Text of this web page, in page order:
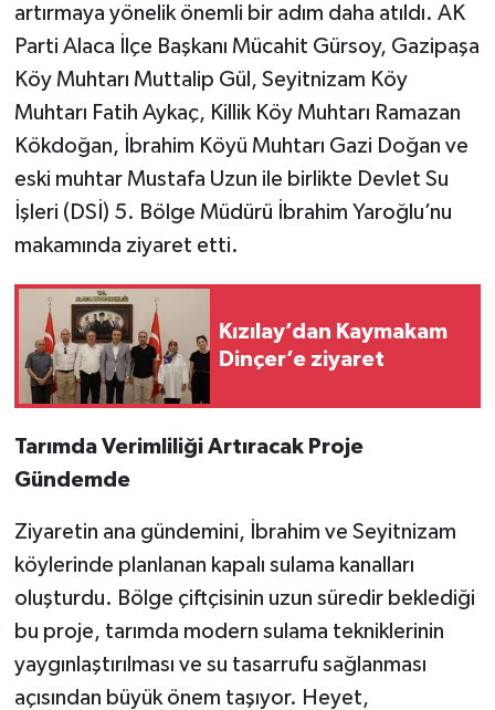
artırmaya yönelik önemli bir adım daha atıldı. AK
Parti Alaca İlçe Başkanı Mücahit Gürsoy, Gazipaşa
Köy Muhtarı Muttalip Gül, Seyitnizam Köy
Muhtarı Fatih Aykaç, Killik Köy Muhtarı Ramazan
Kökdoğan, İbrahim Köyü Muhtarı Gazi Doğan ve
eski muhtar Mustafa Uzun ile birlikte Devlet Su
İşleri (DSİ) 5. Bölge Müdürü İbrahim Yaroğlu’nu
makamında ziyaret etti.
Kızılay’dan Kaymakam
Dinçer’e ziyaret
Tarımda Verimliliği Artıracak Proje
Gündemde
Ziyaretin ana gündemini, İbrahim ve Seyitnizam
köylerinde planlanan kapalı sulama kanalları
oluşturdu. Bölge çiftçisinin uzun süredir beklediği
bu proje, tarımda modern sulama tekniklerinin
yaygınlaştırılması ve su tasarrufu sağlanması
açısından büyük önem taşıyor. Heyet,